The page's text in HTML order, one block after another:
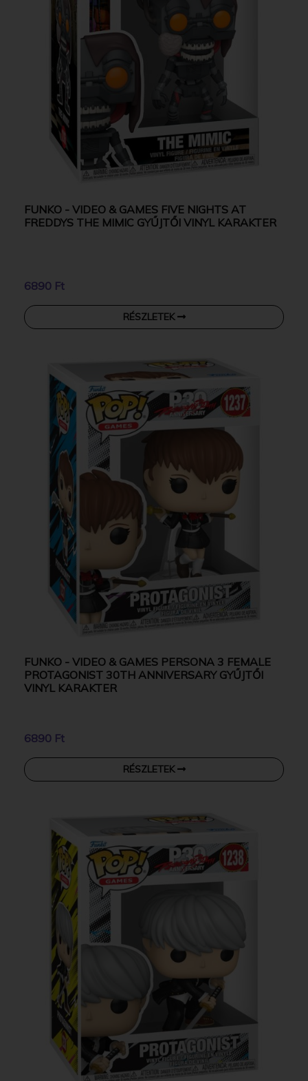
FUNKO - VIDEO & GAMES FIVE NIGHTS AT
FREDDYS THE MIMIC GYŰJTŐI VINYL KARAKTER
6890 Ft
RÉSZLETEK
FUNKO - VIDEO & GAMES PERSONA 3 FEMALE
PROTAGONIST 30TH ANNIVERSARY GYŰJTŐI
VINYL KARAKTER
6890 Ft
RÉSZLETEK